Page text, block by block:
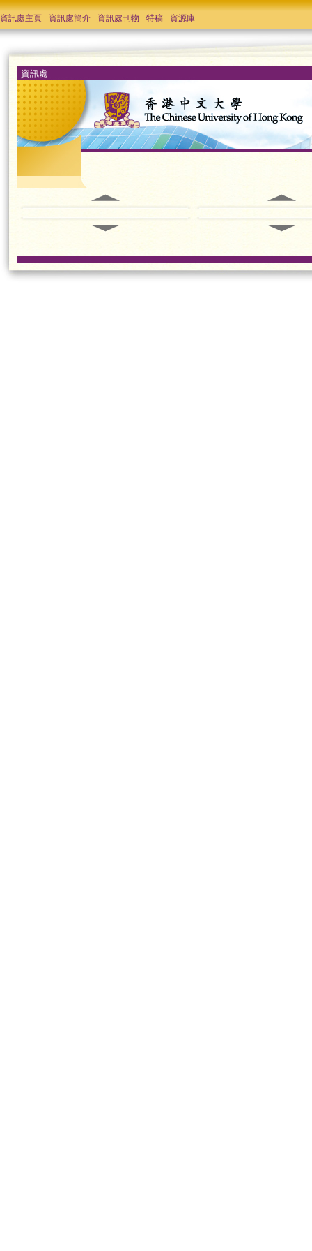
資訊處主頁 資訊處簡介 資訊處刊物 特稿 資源庫
資訊處